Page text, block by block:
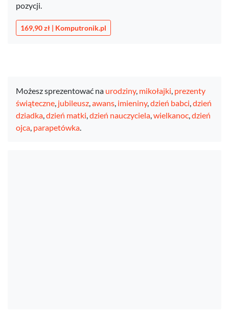
pozycji.
169,90 zł | Komputronik.pl
Możesz sprezentować na urodziny, mikołajki, prezenty
świąteczne, jubileusz,awans, imieniny,dzień babci,dzień
dziadka,dzień matki,dzień nauczyciela,wielkanoc,dzień
ojca, parapetówka.